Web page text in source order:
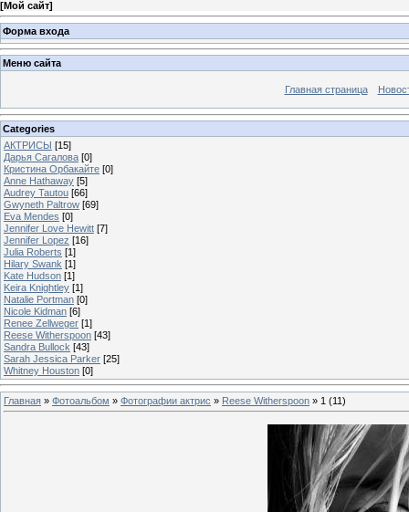
[Мой сайт]
Форма входа
Меню сайта
Главная страница
Categories
АКТРИСЫ [15]
Дарья Сагалова [0]
Кристина Орбакайте [0]
Anne Hathaway [5]
Audrey Tautou [66]
Gwyneth Paltrow [69]
Eva Mendes [0]
Jennifer Love Hewitt [7]
Jennifer Lopez [16]
Julia Roberts [1]
Hilary Swank [1]
Kate Hudson [1]
Keira Knightley [1]
Natalie Portman [0]
Nicole Kidman [6]
Renee Zellweger [1]
Reese Witherspoon [43]
Sandra Bullock [43]
Sarah Jessica Parker [25]
Whitney Houston [0]
Главная » Фотоальбом » Фотографии актрис » Reese Witherspoon » 1 (11)